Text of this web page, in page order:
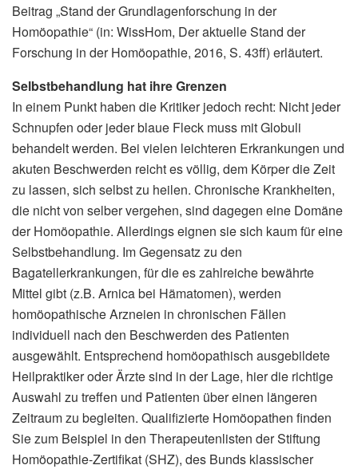
Beitrag „Stand der Grundlagenforschung in der
Homöopathie“ (in: WissHom, Der aktuelle Stand der
Forschung in der Homöopathie, 2016, S. 43ff) erläutert.
Selbstbehandlung hat ihre Grenzen
In einem Punkt haben die Kritiker jedoch recht: Nicht jeder
Schnupfen oder jeder blaue Fleck muss mit Globuli
behandelt werden. Bei vielen leichteren Erkrankungen und
akuten Beschwerden reicht es völlig, dem Körper die Zeit
zu lassen, sich selbst zu heilen. Chronische Krankheiten,
die nicht von selber vergehen, sind dagegen eine Domäne
der Homöopathie. Allerdings eignen sie sich kaum für eine
Selbstbehandlung. Im Gegensatz zu den
Bagatellerkrankungen, für die es zahlreiche bewährte
Mittel gibt (z.B. Arnica bei Hämatomen), werden
homöopathische Arzneien in chronischen Fällen
individuell nach den Beschwerden des Patienten
ausgewählt. Entsprechend homöopathisch ausgebildete
Heilpraktiker oder Ärzte sind in der Lage, hier die richtige
Auswahl zu treffen und Patienten über einen längeren
Zeitraum zu begleiten. Qualifizierte Homöopathen finden
Sie zum Beispiel in den Therapeutenlisten der Stiftung
Homöopathie-Zertifikat (SHZ), des Bunds klassischer